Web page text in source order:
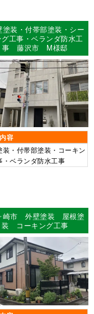
塗装・付帯部塗装・シー
グ工事・ベランダ防水工
事 藤沢市 M様邸
容
装・付帯部塗装・コーキン
・ベランダ防水工事
崎市 外壁塗装 屋根塗
装 コーキング工事